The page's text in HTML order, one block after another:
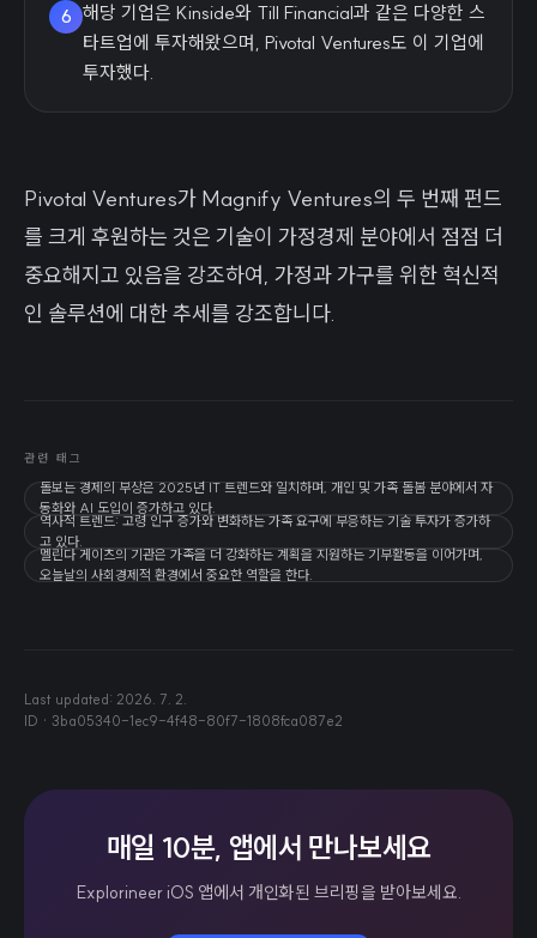
6 해당 기업은 Kinside와 Till Financial과 같은 다양한 스
타트업에 투자해왔으며, Pivotal Ventures도 이 기업에
투자했다.
Pivotal Ventures가 Magnify Ventures의 두 번째 펀드
를 크게 후원하는 것은 기술이 가정경제 분야에서 점점 더
중요해지고 있음을 강조하여, 가정과 가구를 위한 혁신적
인 솔루션에 대한 추세를 강조합니다.
관련 태그
돌보는 경제의 부상은 2025년 IT 트렌드와 일치하며, 개인 및 가족 돌봄 분야에서 자
동화와 AI 도입이 증가하고 있다.
역사적 트렌드: 고령 인구 증가와 변화하는 가족 요구에 부응하는 기술 투자가 증가하
고 있다.
멜린다 게이츠의 기관은 가족을 더 강화하는 계획을 지원하는 기부활동을 이어가며,
오늘날의 사회경제적 환경에서 중요한 역할을 한다.
Last updated: 2026. 7. 2.
ID · 3ba05340-1ec9-4f48-80f7-1808fca087e2
매일 10분, 앱에서 만나보세요
Explorineer iOS 앱에서 개인화된 브리핑을 받아보세요.